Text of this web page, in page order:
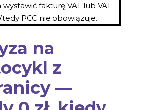
fakturę VAT lub VAT
PCC nie obowiązuje.
na
z
—